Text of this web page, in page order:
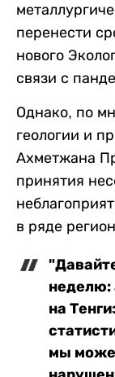
перенести
нового
связи с
Однако, по
геологии и
Ахметжана
принятия
в ряде
неделю:
на
мы